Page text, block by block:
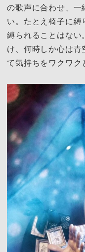
の歌声に合わせ、一
い。たとえ椅子に
縛られることはない
け、何時しか心は
て気持ちをワクワク